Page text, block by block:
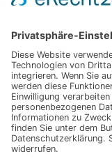
Schlagwörter
Digitalisierung Marketing